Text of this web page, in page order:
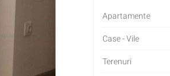
Apartamente
Case - Vile
Terenuri